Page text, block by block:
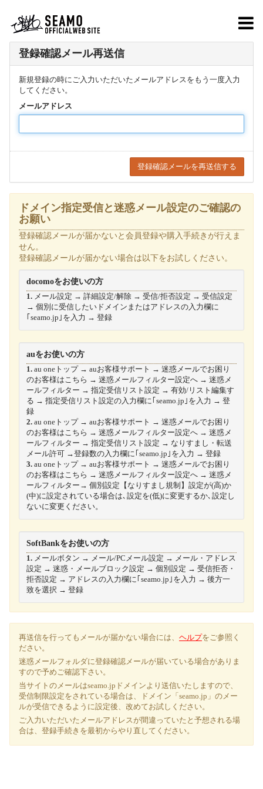
登録確認メール再送信
新規登録の時にご入力いただいたメールアドレスをもう一度入力
してください。
メールアドレス
ドメイン指定受信と迷惑メール設定のご確認の
お願い
登録確認メールが届かないと会員登録や購入手続きが行えま
せん。
登録確認メールが届かない場合は以下をお試しください。
docomoをお使いの方
1. メール設定 → 詳細設定/解除 → 受信/拒否設定 → 受信設定
→ 個別に受信したいドメインまたはアドレスの入力欄に
｢seamo.jp｣を入力 → 登録
auをお使いの方
1. au oneトップ → auお客様サポート → 迷惑メールでお困り
のお客様はこちら → 迷惑メールフィルター設定へ → 迷惑メ
ールフィルター → 指定受信リスト設定 → 有効/リスト編集す
る → 指定受信リスト設定の入力欄に｢seamo.jp｣を入力 → 登
録
2. au oneトップ → auお客様サポート → 迷惑メールでお困り
のお客様はこちら → 迷惑メールフィルター設定へ → 迷惑メ
ールフィルター → 指定受信リスト設定 → なりすまし・転送
メール許可 →登録数の入力欄に｢seamo.jp｣を入力 → 登録
3. au oneトップ → auお客様サポート → 迷惑メールでお困り
のお客様はこちら → 迷惑メールフィルター設定へ → 迷惑メ
ールフィルター→ 個別設定【なりすまし規制】設定が(高)か
(中)に設定されている場合は､設定を(低)に変更するか､設定し
ないに変更ください。
SoftBankをお使いの方
1. メールボタン → メール/PCメール設定 → メール・アドレス
設定 → 迷惑・メールブロック設定 → 個別設定 → 受信拒否・
拒否設定 → アドレスの入力欄に｢seamo.jp｣を入力 → 後方一
致を選択 → 登録
再送信を行ってもメールが届かない場合には、 ヘルプをご参照く
ださい。
迷惑メールフォルダに登録確認メールが届いている場合がありま
すので予めご確認下さい。
当サイトのメールはseamo.jp ドメインより送信いたしますので、
受信制限設定をされている場合は、ドメイン「seamo.jp」のメー
ルが受信できるように設定後、改めてお試しください。
ご入力いただいたメールアドレスが間違っていたと予想される場
合は、登録手続きを最初からやり直してください。